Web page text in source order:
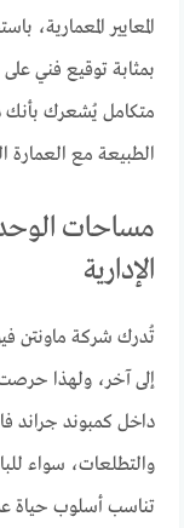
المعايير المعمارية،
بمثابة توقيع فني
متكامل يُشعرك بأنك
الطبيعة مع العمارة
مساحات
الإدارية
تُدرك شركة ماونتن
إلى آخر، ولهذا
داخل كمبوند جراند
والتطلعات، سواء
تناسب أسلوب حياة